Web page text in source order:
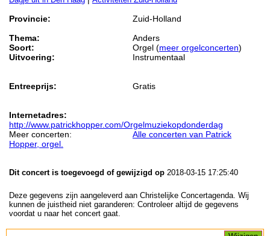
Provincie:
Zuid-Holland
Thema:
Anders
Soort:
Orgel (meer orgelconcerten)
Uitvoering:
Instrumentaal
Entreeprijs: Gratis
Internetadres:
http://www.patrickhopper.com/Orgelmuziekopdonderdag
Meer concerten:
Alle concerten van Patrick
Hopper, orgel.
Dit concert is toegevoegd of gewijzigd op 2018-03-15 17:25:40
Deze gegevens zijn aangeleverd aan Christelijke Concertagenda. Wij
kunnen de juistheid niet garanderen: Controleer altijd de gegevens
voordat u naar het concert gaat.